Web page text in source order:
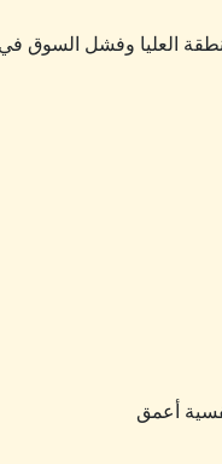
وفشل السوق في استعادة